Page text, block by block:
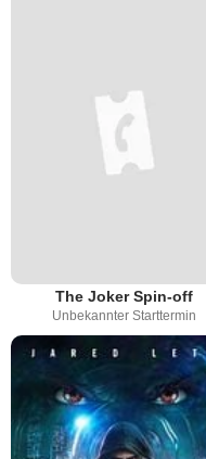
The Joker Spin-off
Unbekannter Starttermin